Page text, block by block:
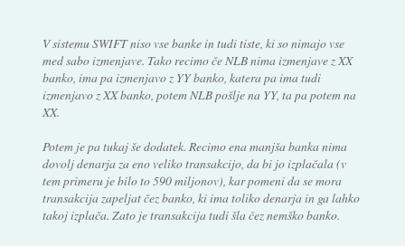
V sistemu SWIFT niso vse banke in tudi tiste, ki so nimajo vse
med sabo izmenjave. Tako recimo če NLB nima izmenjave z XX
banko, ima pa izmenjavo z YY banko, katera pa ima tudi
izmenjavo z XX banko, potem NLB pošlje na YY, ta pa potem na
XX.
Potem je pa tukaj še dodatek. Recimo ena manjša banka nima
dovolj denarja za eno veliko transakcijo, da bi jo izplačala (v
tem primeru je bilo to 590 miljonov), kar pomeni da se mora
transakcija zapeljat čez banko, ki ima toliko denarja in ga lahko
takoj izplača. Zato je transakcija tudi šla čez nemško banko.